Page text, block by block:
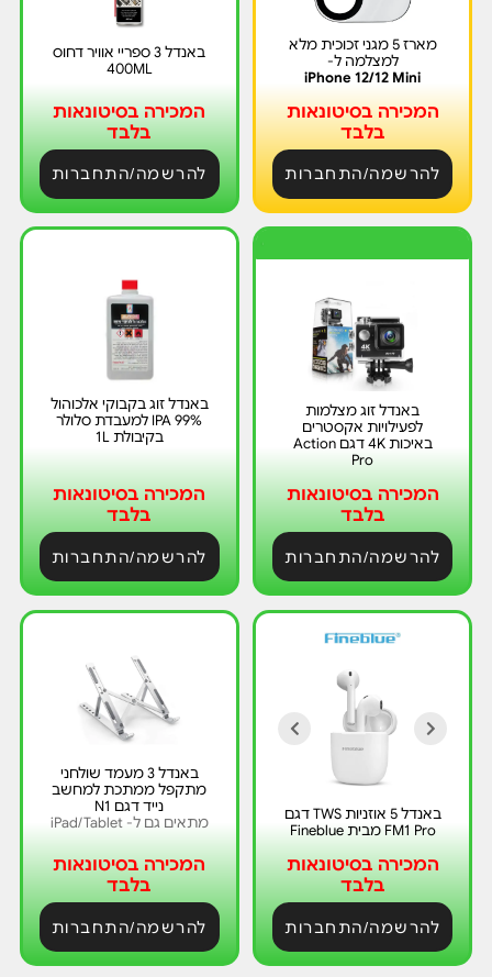
באנדל 3 ספריי אוויר דחוס
400ML
המכירה בסיטונאות
בלבד
להרשמה/התחברות
באנדל זוג מצלמות
לפעילויות אקסטרים
באיכות 4K דגם Action
Pro
המכירה בסיטונאות
בלבד
להרשמה/התחברות
באנדל זוג בקבוקי אלכוהול
99% IPA למעבדת סלולר
בקיבולת 1L
המכירה בסיטונאות
בלבד
להרשמה/התחברות
באנדל 5 אוזניות TWS דגם
FM1 Pro מבית Fineblue
המכירה בסיטונאות
בלבד
להרשמה/התחברות
באנדל 3 מעמד שולחני
מתקפל ממתכת למחשב
נייד דגם N1
מתאים גם ל- iPad/Tablet
המכירה בסיטונאות
בלבד
להרשמה/התחברות
מארז 5 מגני זכוכית מלא
למצלמה ל-
iPhone 12/12 Mini
המכירה בסיטונאות
בלבד
להרשמה/התחברות